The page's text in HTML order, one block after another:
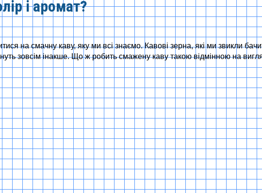
і аромат?
на смачну каву, яку ми всі знаємо. Кавові зерна, які ми звикли
зовсім інакше. Що ж робить смажену каву такою відмінною на